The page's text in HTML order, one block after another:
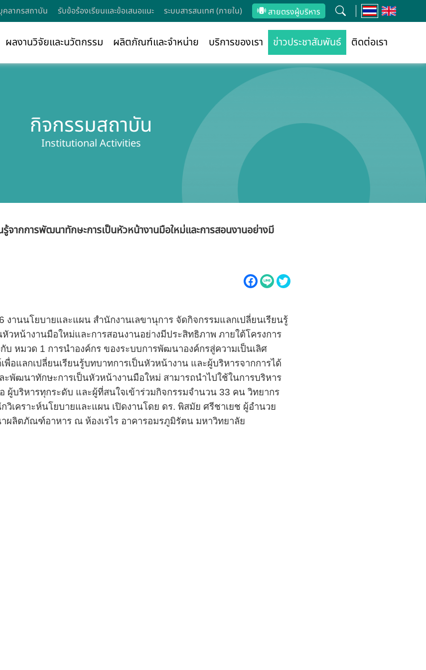
คลากรสถาบัน รับข้อร้องเรียนและข้อเสนอแนะ ระบบสารสนเทศ (ภายใน) สายตรงผู้บริหาร
ผลงานวิจัยและนวัตกรรม ผลิตภัณฑ์และจำหน่าย บริการของเรา ข่าวประชาสัมพันธ์ ติดต่อเรา
กิจกรรมสถาบัน
Institutional Activities
จากการพัฒนาทักษะการเป็นหัวหน้างานมือใหม่และการสอนงานอย่างมี
งานนโยบายและแผน สำนักงานเลขานุการ จัดกิจกรรมแลกเปลี่ยนเรียนรู้
วหน้างานมือใหม่และการสอนงานอย่างมีประสิทธิภาพ ภายใต้โครงการ
บ หมวด 1 การนำองค์กร ของระบบการพัฒนาองค์กรสู่ความเป็นเลิศ
พื่อแลกเปลี่ยนเรียนรู้บทบาทการเป็นหัวหน้างาน และผู้บริหารจากการได้
ะพัฒนาทักษะการเป็นหัวหน้างานมือใหม่ สามารถนำไปใช้ในการบริหาร
ผู้บริหารทุกระดับ และผู้ที่สนใจเข้าร่วมกิจกรรมจำนวน 33 คน วิทยากร
เคราะห์นโยบายและแผน เปิดงานโดย ดร. พิสมัย ศรีชาเยช ผู้อำนวย
ลิตภัณฑ์อาหาร ณ ห้องเรไร อาคารอมรภูมิรัตน มหาวิทยาลัย